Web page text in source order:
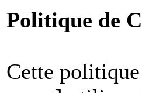
Politique de
Cette